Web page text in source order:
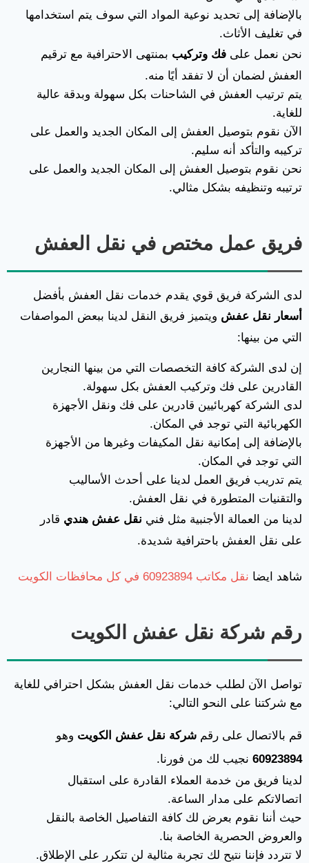
بالإضافة إلى تحديد نوعية المواد التي سوف يتم استخدامها
في تغليف الأثاث.
نحن نعمل على فك وتركيب بمنتهى الاحترافية مع ترقيم
العفش لضمان أن لا تفقد أيًا منه.
يتم ترتيب العفش في الشاحنات بكل سهولة وبدقة عالية
للغاية.
الآن نقوم بتوصيل العفش إلى المكان الجديد والعمل على
تركيبه والتأكد أنه سليم.
نحن نقوم بتوصيل العفش إلى المكان الجديد والعمل على
ترتيبه وتنظيفه بشكل مثالي.
فريق عمل مختص في نقل العفش
لدى الشركة فريق قوي يقدم خدمات نقل العفش بأفضل
أسعار نقل عفش ويتميز فريق النقل لدينا ببعض المواصفات
التي من بينها:
إن لدى الشركة كافة التخصصات التي من بينها النجارين
القادرين على فك وتركيب العفش بكل سهولة.
لدى الشركة كهربائيين قادرين على فك ونقل الأجهزة
الكهربائية التي توجد في المكان.
بالإضافة إلى إمكانية نقل المكيفات وغيرها من الأجهزة
التي توجد في المكان.
يتم تدريب فريق العمل لدينا على أحدث الأساليب
والتقنيات المتطورة في نقل العفش.
لدينا من العمالة الأجنبية مثل فني نقل عفش هندي قادر
على نقل العفش باحترافية شديدة.
شاهد ايضا نقل مكاتب 60923894 في كل محافظات الكويت
رقم شركة نقل عفش الكويت
تواصل الآن لطلب خدمات نقل العفش بشكل احترافي للغاية
مع شركتنا على النحو التالي:
قم بالاتصال على رقم شركة نقل عفش الكويت وهو
60923894 نجيب لك من فورنا.
لدينا فريق من خدمة العملاء القادرة على استقبال
اتصالاتكم على مدار الساعة.
حيث أننا نقوم بعرض لك كافة التفاصيل الخاصة بالنقل
والعروض الحصرية الخاصة بنا.
لا تتردد فإننا نتيح لك تجربة مثالية لن تتكرر على الإطلاق.